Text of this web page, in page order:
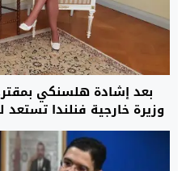
بعد إشادة هلسنكي
وزيرة خارجية فنلندا تستعد
قضية الصحراء